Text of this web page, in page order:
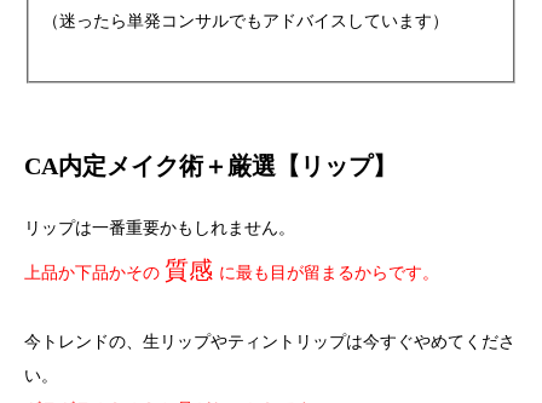
（迷ったら単発コンサルでもアドバイスしています）
CA内定メイク術＋厳選【リップ】
リップは一番重要かもしれません。
上品か下品かその 質感 に最も目が留まるからです。
今トレンドの、生リップやティントリップは今すぐやめてくださ
い。